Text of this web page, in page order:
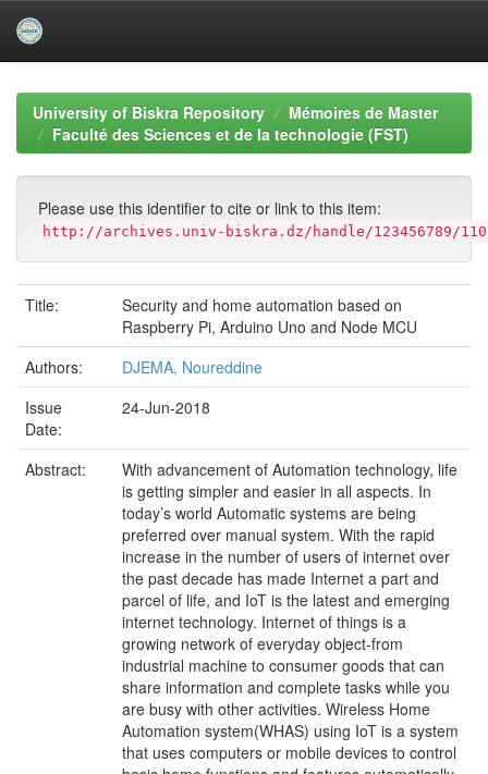
navigationUniversity of Biskra Repository
Mémoires de Master
Faculté des Sciences et de la technologie (FST)
Please use this identifier to cite or link to this item:
http://archives.univ-biskra.dz/handle/123456789/
Title:
Security and home automation based on
Raspberry Pi, Arduino Uno and Node MCU
Authors:
DJEMA, Noureddine
Issue
Date:
24-Jun-2018
Abstract:
With advancement of Automation technology, life
is getting simpler and easier in all aspects. In
today’s world Automatic systems are being
preferred over manual system. With the rapid
increase in the number of users of internet over
the past decade has made Internet a part and
parcel of life, and IoT is the latest and emerging
internet technology. Internet of things is a
growing network of everyday object-from
industrial machine to consumer goods that can
share information and complete tasks while you
are busy with other activities. Wireless Home
Automation system(WHAS) using IoT is a system
that uses computers or mobile devices to control